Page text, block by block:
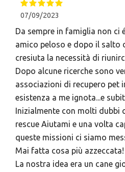
07/09/2023
Da sempre in famiglia non ci
amico peloso e dopo il salto
cresiuta la necessità di
Dopo alcune ricerche sono
associazioni di recupero pet
esistenza a me ignota...e
Inizialmente con molti dubbi
rescue Aiutami e una volta
queste missioni ci siamo
Mai fatta cosa più azzeccata!
La nostra idea era un cane